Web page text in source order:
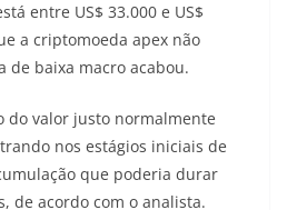
entre US$ 33.000 e US$
a criptomoeda apex não
de baixa macro acabou.
do valor justo normalmente
nos estágios iniciais de
que poderia durar
de acordo com o analista.